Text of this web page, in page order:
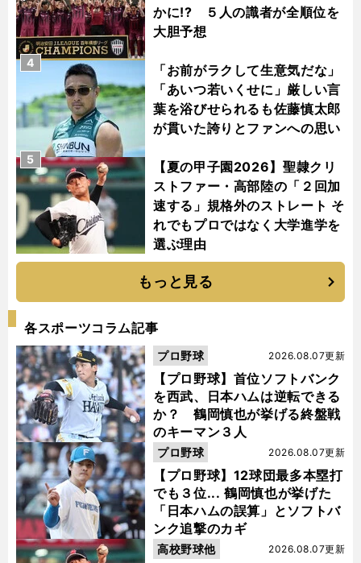
かに!? ５人の識者が全順位を
大胆予想
「お前がラクして生意気だな」
「あいつ若いくせに」厳しい言
葉を浴びせられるも佐藤慎太郎
が貫いた誇りとファンへの思い
4
【夏の甲子園2026】聖隷クリ
ストファー・高部陸の「２回加
速する」規格外のストレート そ
れでもプロではなく大学進学を
選ぶ理由
5
もっと見る
各スポーツコラム記事
【プロ野球】首位ソフトバンク
を西武、日本ハムは逆転できる
か？ 鶴岡慎也が挙げる終盤戦
のキーマン３人
2026.08.07更新
プロ野球
【プロ野球】12球団最多本塁打
でも３位... 鶴岡慎也が挙げた
「日本ハムの誤算」とソフトバ
ンク追撃のカギ
2026.08.07更新
プロ野球
2026.08.07更新
高校野球他